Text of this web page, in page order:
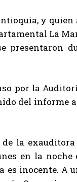
y
La
presentaron
por la
del informe
la
en la noche
inocente. A